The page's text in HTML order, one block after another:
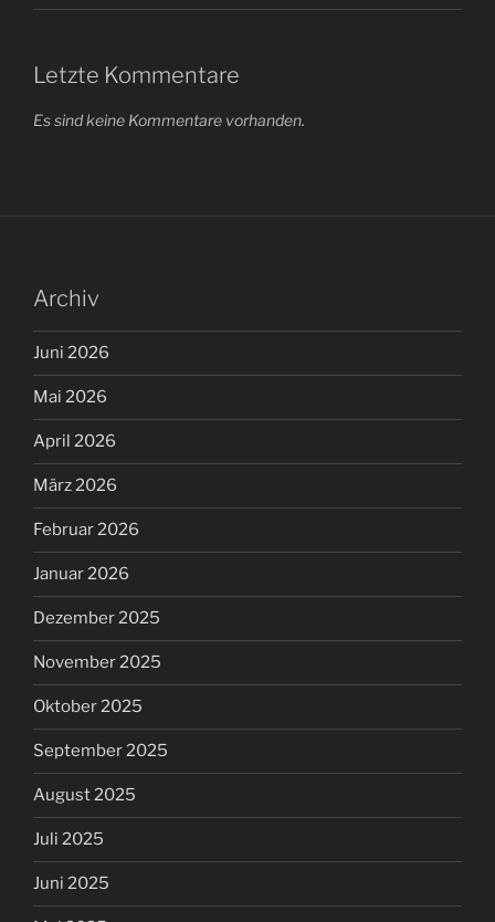
Letzte Kommentare
Es sind keine Kommentare vorhanden.
Archiv
Juni 2026
Mai 2026
April 2026
März 2026
Februar 2026
Januar 2026
Dezember 2025
November 2025
Oktober 2025
September 2025
August 2025
Juli 2025
Juni 2025